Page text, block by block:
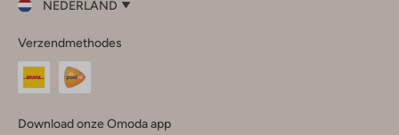
NEDERLAND
je
land
Nederland
Verzendmethodes
Download onze Omoda app